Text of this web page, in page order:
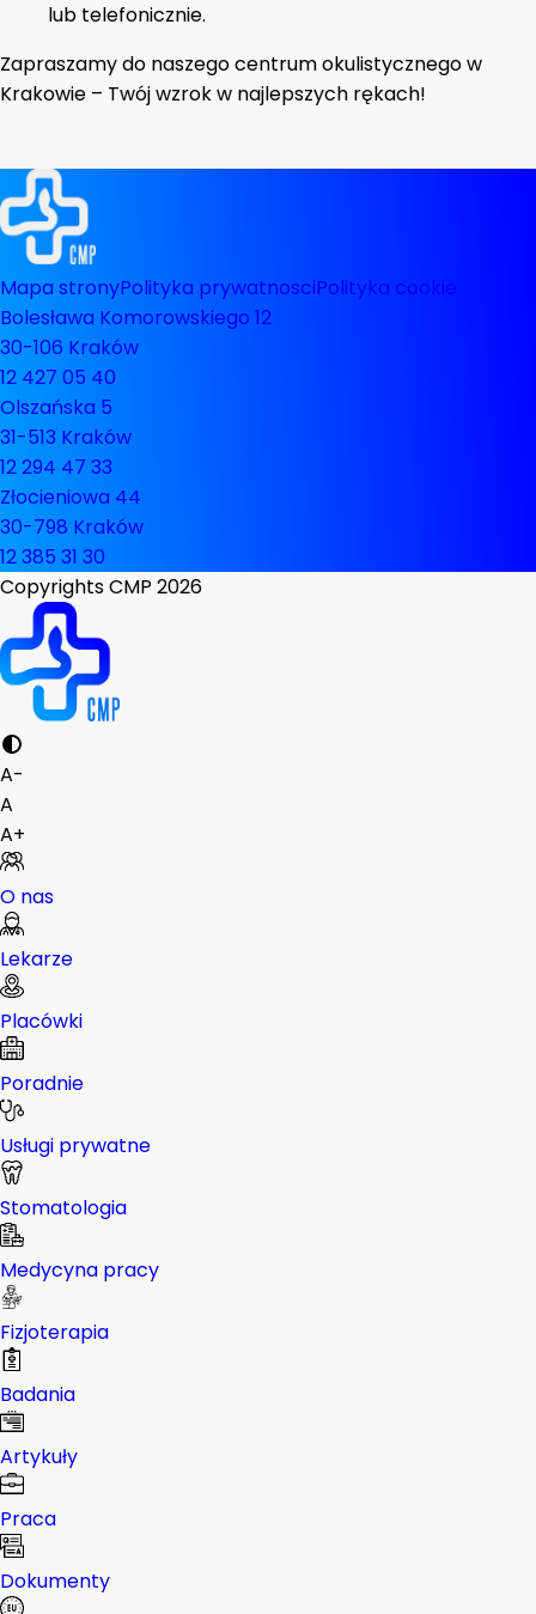
lub telefonicznie.
Zapraszamy do naszego centrum okulistycznego w
Krakowie – Twój wzrok w najlepszych rękach!
Mapa stronyPolityka prywatnosciPolityka cookie
Bolesława Komorowskiego 12
30-106 Kraków
12 427 05 40
Olszańska 5
31-513 Kraków
12 294 47 33
Złocieniowa 44
30-798 Kraków
12 385 31 30
Copyrights CMP 2026
A-
A
A+
O nas
Lekarze
Placówki
Poradnie
Usługi prywatne
Stomatologia
Medycyna pracy
Fizjoterapia
Badania
Artykuły
Praca
Dokumenty